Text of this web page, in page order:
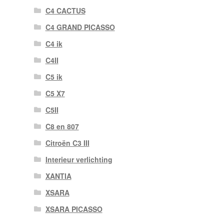
C4 CACTUS
C4 GRAND PICASSO
C4 ik
C4II
C5 ik
C5 X7
C5II
C8 en 807
Citroën C3 III
Interieur verlichting
XANTIA
XSARA
XSARA PICASSO